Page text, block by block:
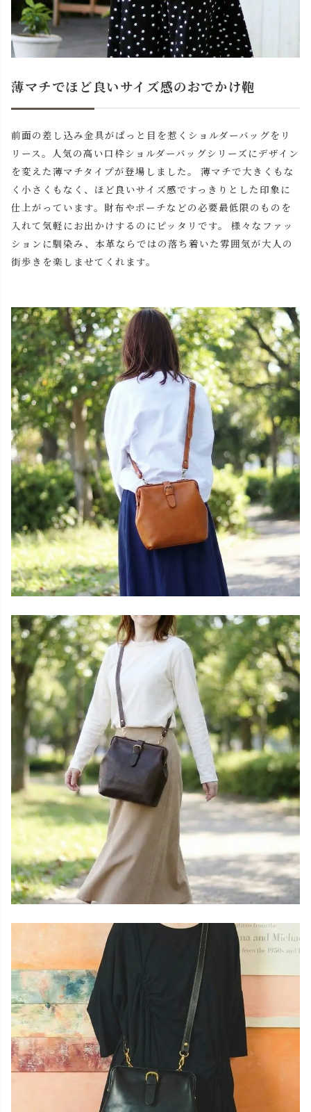
薄マチでほど良いサイズ感のおでかけ鞄
前面の差し込み金具がぱっと目を惹くショルダーバッグをリ
リース。人気の高い口枠ショルダーバッグシリーズにデザイン
を変えた薄マチタイプが登場しました。 薄マチで大きくもな
く小さくもなく、ほど良いサイズ感ですっきりとした印象に
仕上がっています。財布やポーチなどの必要最低限のものを
入れて気軽にお出かけするのにピッタリです。 様々なファッ
ションに馴染み、本革ならではの落ち着いた雰囲気が大人の
街歩きを楽しませてくれます。